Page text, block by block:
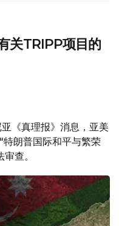
关TRIPP项目的
《真理报》消息，亚美
特朗普国际和平与繁荣
查。